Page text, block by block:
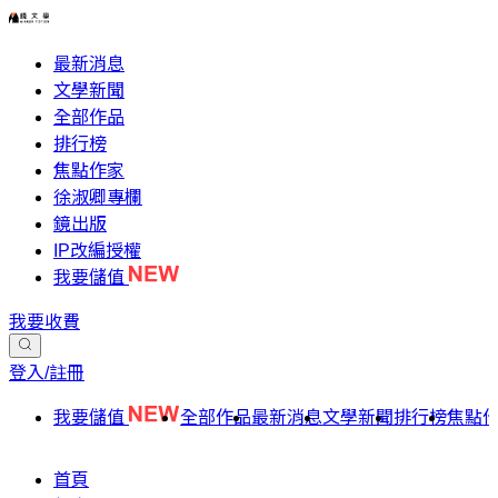
最新消息
文學新聞
全部作品
排行榜
焦點作家
徐淑卿專欄
鏡出版
IP改編授權
我要儲值
我要收費
登入/註冊
我要儲值 全部作品最新消息文學新聞排行榜焦點
首頁